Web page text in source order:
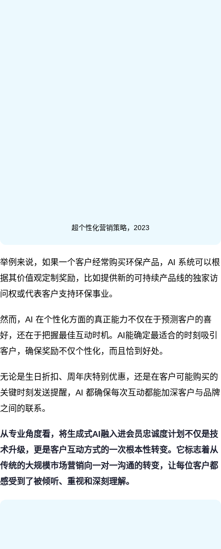
超个性化营销策略，2023
举例来说，如果一个客户经常购买环保产品，AI 系统可以根
据其价值观定制奖励，比如提供新的可持续产品线的独家访
问权或代表客户支持环保事业。
然而，AI 在个性化方面的真正能力不仅在于预测客户的喜
好，还在于把握最佳互动时机。AI能确定最适合的时刻吸引
客户，确保奖励不仅个性化，而且恰到好处。
无论是生日折扣、周年庆特别优惠，还是在客户可能购买的
关键时刻发送提醒，AI 都确保每次互动都能加深客户与品牌
之间的联系。
从专业角度看，将生成式AI融入进会员忠诚度计划不仅是技
术升级，更是客户互动方式的一次根本性转变。它标志着从
传统的大规模市场营销向一对一沟通的转变，让每位客户都
感受到了被倾听、重视和深刻理解。